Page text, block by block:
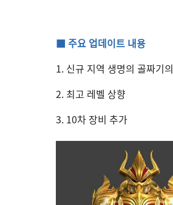
■ 주요 업데이트 내용
1. 신규 지역 생명의 골짜기
2. 최고 레벨 상향
3. 10차 장비 추가